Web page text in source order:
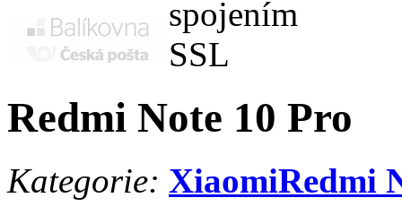
Redmi Note 10 Pro
Kategorie: XiaomiRedmi